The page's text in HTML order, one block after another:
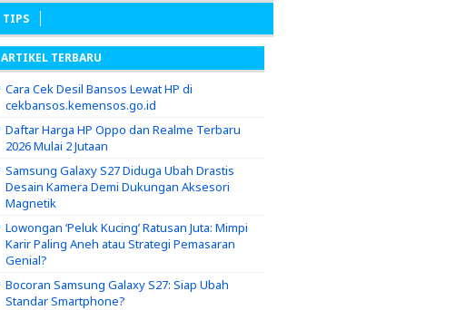
TIPS
ARTIKEL TERBARU
Cara Cek Desil Bansos Lewat HP di
cekbansos.kemensos.go.id
Daftar Harga HP Oppo dan Realme Terbaru
2026 Mulai 2 Jutaan
Samsung Galaxy S27 Diduga Ubah Drastis
Desain Kamera Demi Dukungan Aksesori
Magnetik
Lowongan ‘Peluk Kucing’ Ratusan Juta: Mimpi
Karir Paling Aneh atau Strategi Pemasaran
Genial?
Bocoran Samsung Galaxy S27: Siap Ubah
Standar Smartphone?